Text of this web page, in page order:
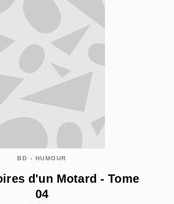
BD - HUMOUR
d'un Motard - Tome
04